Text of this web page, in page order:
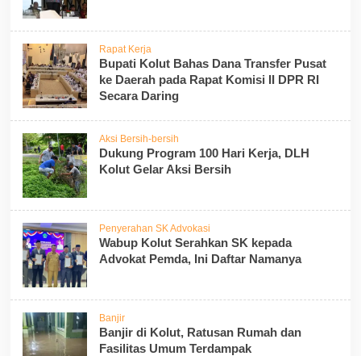
Rapat Kerja
Bupati Kolut Bahas Dana Transfer Pusat
ke Daerah pada Rapat Komisi II DPR RI
Secara Daring
Aksi Bersih-bersih
Dukung Program 100 Hari Kerja, DLH
Kolut Gelar Aksi Bersih
Penyerahan SK Advokasi
Wabup Kolut Serahkan SK kepada
Advokat Pemda, Ini Daftar Namanya
Banjir
Banjir di Kolut, Ratusan Rumah dan
Fasilitas Umum Terdampak